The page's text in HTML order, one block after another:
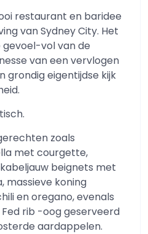
restaurant en baridee
van Sydney City. Het
vol van de
van een vervlogen
eigentijdse kijk
zoals
met courgette,
beignets met
massieve koning
en oregano, evenals
rib -oog geserveerd
aardappelen.